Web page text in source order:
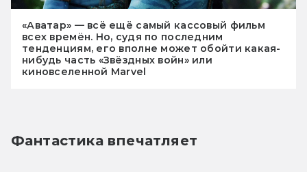
«Аватар» — всё ещё самый кассовый фильм
всех времён. Но, судя по последним
тенденциям, его вполне может обойти какая-
нибудь часть «Звёздных войн» или
киновселенной Marvel
Фантастика впечатляет